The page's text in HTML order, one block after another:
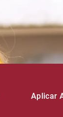
Aplicar